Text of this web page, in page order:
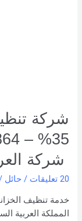
شركة
شركة
20 تعليقات / حائل
خدمة تنظيف
المملكة العربية
شركة العربي